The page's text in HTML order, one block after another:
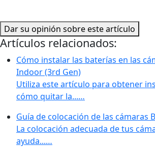
Dar su opinión sobre este artículo
Artículos relacionados:
Cómo instalar las baterías en las
Indoor (3rd Gen)
Utiliza este artículo para obtener
cómo quitar la...…
Guía de colocación de las cámaras
La colocación adecuada de tus
ayuda...…